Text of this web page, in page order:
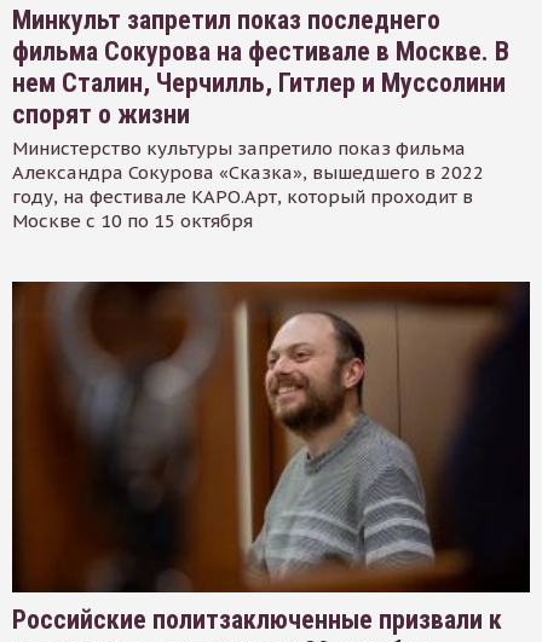
Минкульт запретил показ последнего
фильма Сокурова на фестивале в Москве. В
нем Сталин, Черчилль, Гитлер и Муссолини
спорят о жизни
Министерство культуры запретило показ фильма
Александра Сокурова «Сказка», вышедшего в 2022
году, на фестивале КАРО.Арт, который проходит в
Москве с 10 по 15 октября
Российские политзаключенные призвали к